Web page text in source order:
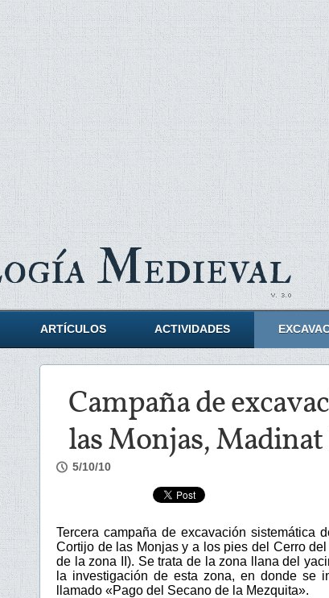
Medieval
ARTÍCULOS ACTIVIDADES
Campaña de
las Monjas,
5/10/10
Tercera campaña de excavación sistemática
Cortijo de las Monjas y a los pies del Cerro
de la zona II). Se trata de la zona llana del
la investigación de esta zona, en donde se
llamado «Pago del Secano de la Mezquita».